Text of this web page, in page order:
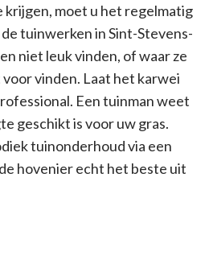
krijgen, moet u het regelmatig
tuinwerken in Sint-Stevens-
niet leuk vinden, of waar ze
vinden. Laat het karwei
Een tuinman weet
geschikt is voor uw gras.
tuinonderhoud via een
hovenier echt het beste uit